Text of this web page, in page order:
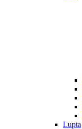
Lupta